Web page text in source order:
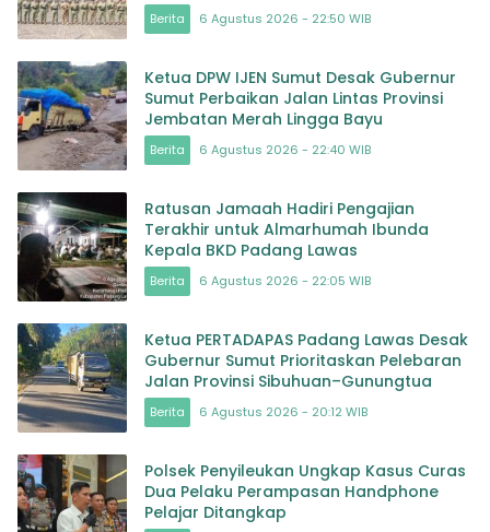
Berita 6 Agustus 2026 - 22:50 WIB
Ketua DPW IJEN Sumut Desak Gubernur
Sumut Perbaikan Jalan Lintas Provinsi
Jembatan Merah Lingga Bayu
Berita 6 Agustus 2026 - 22:40 WIB
Ratusan Jamaah Hadiri Pengajian
Terakhir untuk Almarhumah Ibunda
Kepala BKD Padang Lawas
Berita 6 Agustus 2026 - 22:05 WIB
Ketua PERTADAPAS Padang Lawas Desak
Gubernur Sumut Prioritaskan Pelebaran
Jalan Provinsi Sibuhuan–Gunungtua
Berita 6 Agustus 2026 - 20:12 WIB
Polsek Penyileukan Ungkap Kasus Curas
Dua Pelaku Perampasan Handphone
Pelajar Ditangkap